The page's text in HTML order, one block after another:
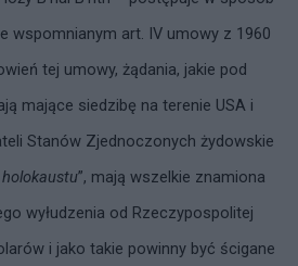
wspomnianym art. IV umowy z 1960
tej umowy, żądania, jakie pod
mające siedzibę na terenie USA i
Stanów Zjednoczonych żydowskie
holokaustu”, mają wszelkie znamiona
wyłudzenia od Rzeczypospolitej
i jako takie powinny być ścigane